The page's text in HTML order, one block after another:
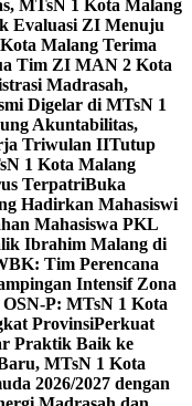
MTsN 1 Kota Malang
Evaluasi ZI Menuju
Malang Terima
Tim ZI MAN 2 Kota
Madrasah,
Digelar di MTsN 1
Akuntabilitas,
Triwulan IITutup
1 Kota Malang
TerpatriBuka
Hadirkan Mahasiswi
Mahasiswa PKL
Ibrahim Malang di
Tim Perencana
Intensif Zona
P: MTsN 1 Kota
ProvinsiPerkuat
Praktik Baik ke
MTsN 1 Kota
2026/2027 dengan